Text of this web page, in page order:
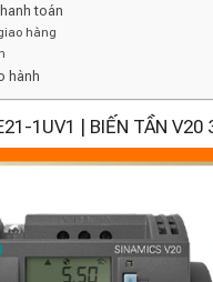
toán
hàng
hành
1UV1 | BIẾN TẦN V20